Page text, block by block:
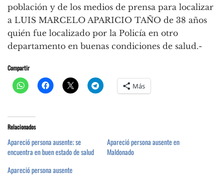
población y de los medios de prensa para localizar
a LUIS MARCELO APARICIO TAÑO de 38 años
quién fue localizado por la Policía en otro
departamento en buenas condiciones de salud.-
Compartir
Más
Relacionados
Apareció persona ausente; se
encuentra en buen estado de salud
Apareció persona ausente en
Maldonado
Apareció persona ausente